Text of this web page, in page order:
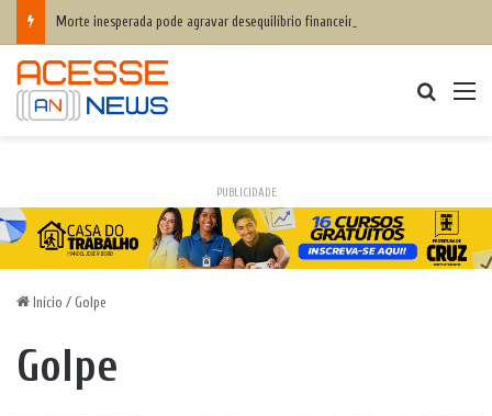
Morte inesperada pode agravar desequilíbrio financeiro das famílias
PUBLICIDADE
Início / Golpe
Golpe